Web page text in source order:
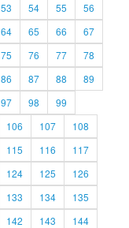
53 54 55
56
64 65 66
67
75 76 77
78
86 87 88
89
97 98
99
106 107
108
115 116
117
124 125
126
133 134
135
142 143
144